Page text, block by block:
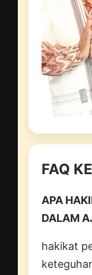
FAQ
APA
DALAM
hakikat